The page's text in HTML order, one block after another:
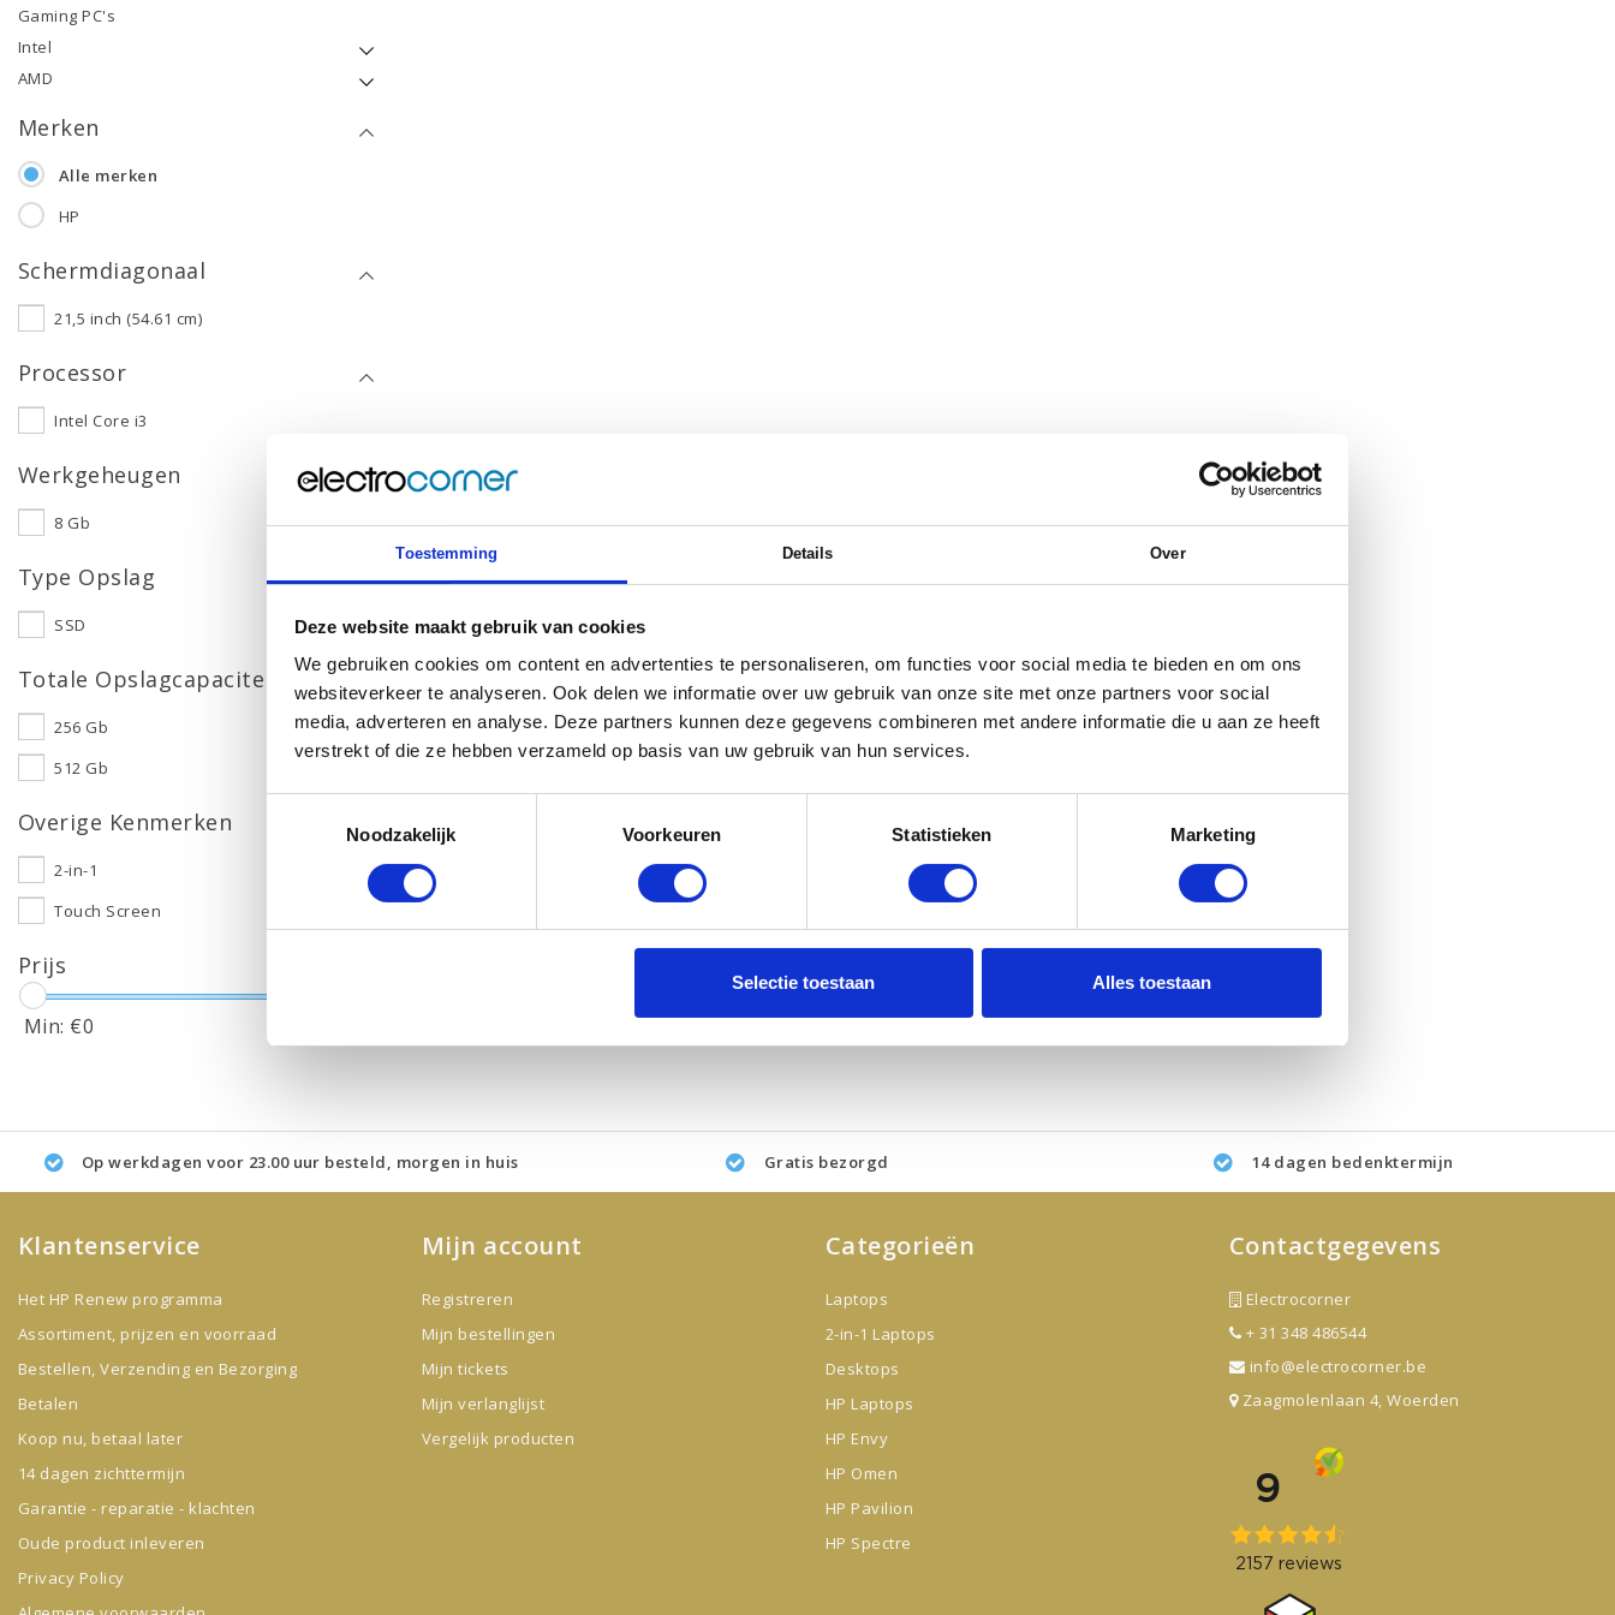
Toestemming Details Over
Deze website maakt gebruik van cookies
We gebruiken cookies om content en advertenties te personaliseren, om functies voor social media te bieden en om ons
websiteverkeer te analyseren. Ook delen we informatie over uw gebruik van onze site met onze partners voor social
media, adverteren en analyse. Deze partners kunnen deze gegevens combineren met andere informatie die u aan ze heeft
verstrekt of die ze hebben verzameld op basis van uw gebruik van hun services.
Noodzakelijk
Voorkeuren Statistieken Marketing
Selectie toestaan Alles toestaan
Gaming PC's
Intel
AMD
Merken
Alle merken
HP
Schermdiagonaal
21,5 inch (54.61 cm)
Processor
Intel Core i3
Werkgeheugen
8 Gb
Type Opslag
SSD
Totale Opslagcapaciteit
256 Gb
512 Gb
Overige Kenmerken
2-in-1
Touch Screen
Prijs
Min: €0
Op werkdagen voor 23.00 uur besteld, morgen in huis Gratis bezorgd 14 dagen bedenktermijn
Klantenservice
Het HP Renew programma
Assortiment, prijzen en voorraad
Bestellen, Verzending en Bezorging
Betalen
Koop nu, betaal later
14 dagen zichttermijn
Garantie - reparatie - klachten
Oude product inleveren
Privacy Policy
Mijn account
Registreren
Mijn bestellingen
Mijn tickets
Mijn verlanglijst
Vergelijk producten
Categorieën
Laptops
2-in-1 Laptops
Desktops
HP Laptops
HP Envy
HP Omen
HP Pavilion
HP Spectre
Contactgegevens
Electrocorner
+ 31 348 486544
info@electrocorner.be
Zaagmolenlaan 4, Woerden